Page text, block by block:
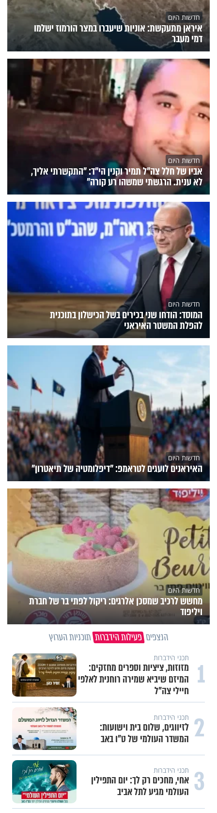
חדשות היום
איראן מתעקשת: אוניות שיעברו במצר הורמוז ישלמו
דמי מעבר
חדשות היום
אביו של חלל צה"ל תמיר וקנין הי"ד: "התקשרתי אליך,
לא ענית. הרגשתי שמשהו רע קורה"
חדשות היום
המוסד: הודחו שני בכירים בשל הכישלון בתוכנית
להפלת המשטר האיראני
חדשות היום
האיראנים לועגים לטראמפ: "דיפלומטיה של תיאטרון"
חדשות היום
מחשש לרכיב שמסכן אלרגים: ריקול לפתי בר של חברת
ויליפוד
הנצפים פעילות הידברות תוכניות הערוץ
1 תכני הידברות
מזוזות, ציציות וספרים מחזקים:
המיזם שיביא שמירה רוחנית לאלפי
חיילי צה"ל
2 תכני הידברות
לזיווגים, שלום בית וישועות:
המשדר העולמי של ט"ו באב
3 תכני הידברות
אחי, מחכים רק לך: יום התפילין
העולמי מגיע לתל אביב